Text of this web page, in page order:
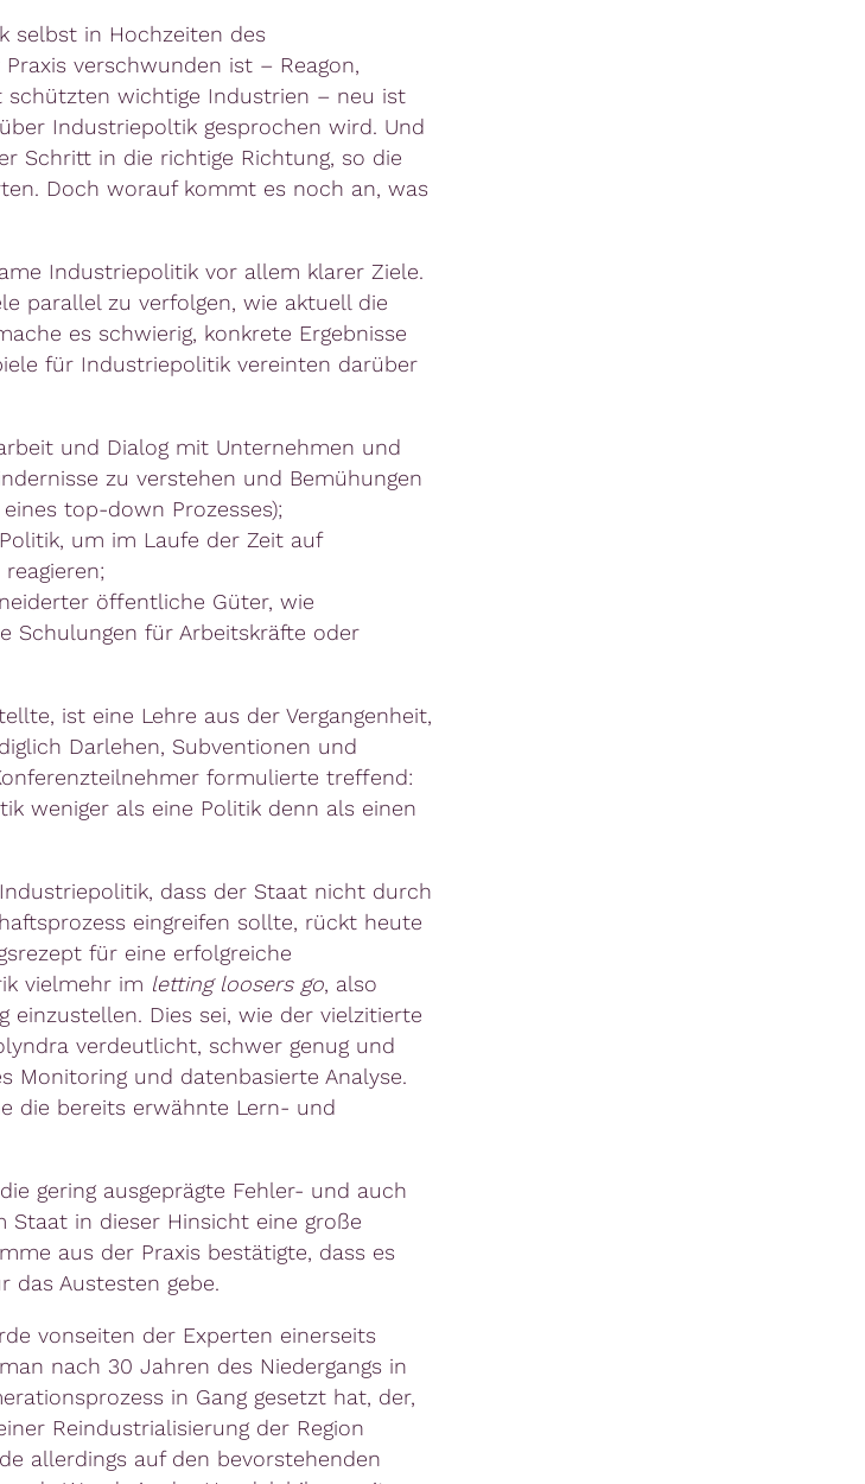
selbst in Hochzeiten des
verschwunden ist – Reagon,
wichtige Industrien – neu ist
Industriepoltik gesprochen wird. Und
Schritt in die richtige Richtung, so die
Doch worauf kommt es noch an, was
Industriepolitik vor allem klarer Ziele.
parallel zu verfolgen, wie aktuell die
es schwierig, konkrete Ergebnisse
für Industriepolitik vereinten darüber
und Dialog mit Unternehmen und
zu verstehen und Bemühungen
top-down Prozesses);
um im Laufe der Zeit auf
öffentliche Güter, wie
Schulungen für Arbeitskräfte oder
ist eine Lehre aus der Vergangenheit,
Darlehen, Subventionen und
formulierte treffend:
weniger als eine Politik denn als einen
dass der Staat nicht durch
eingreifen sollte, rückt heute
für eine erfolgreiche
vielmehr im letting loosers go, also
einzustellen. Dies sei, wie der vielzitierte
verdeutlicht, schwer genug und
Monitoring und datenbasierte Analyse.
die bereits erwähnte Lern- und
gering ausgeprägte Fehler- und auch
Staat in dieser Hinsicht eine große
aus der Praxis bestätigte, dass es
das Austesten gebe.
vonseiten der Experten einerseits
nach 30 Jahren des Niedergangs in
in Gang gesetzt hat, der,
Reindustrialisierung der Region
allerdings auf den bevorstehenden